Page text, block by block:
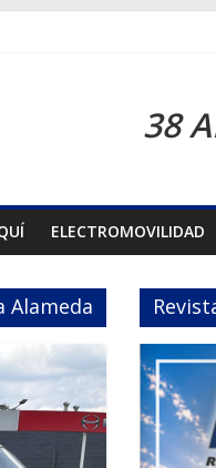
Públicas 2026
38
ELECTROMOVILIDAD
Alameda